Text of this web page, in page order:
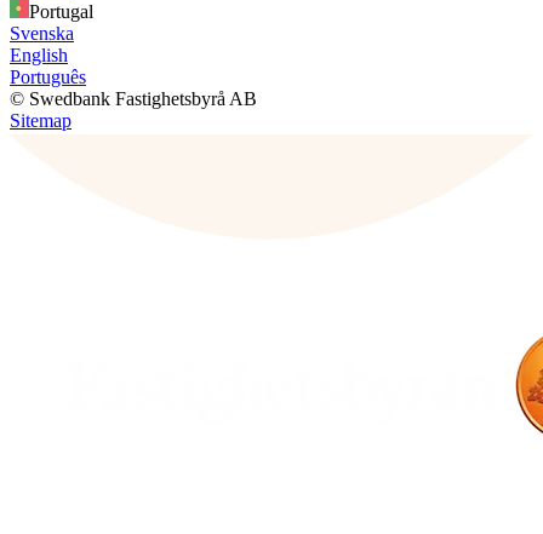
Portugal
Svenska
English
Português
© Swedbank Fastighetsbyrå AB
Sitemap